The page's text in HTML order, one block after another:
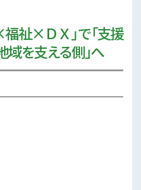
福祉×ＤＸ」で「支援
域を支える側」へ